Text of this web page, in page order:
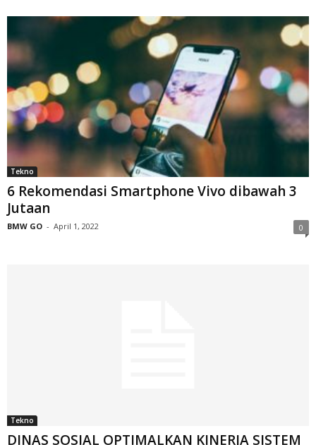
Tekno
6 Rekomendasi Smartphone Vivo dibawah 3
Jutaan
BMW GO - April 1, 2022 0
Tekno
DINAS SOSIAL OPTIMALKAN KINERJA SISTEM